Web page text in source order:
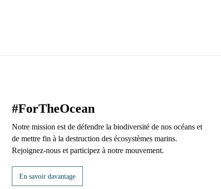
#ForTheOcean
Notre mission est de défendre la biodiversité de nos océans et
de mettre fin à la destruction des écosystèmes marins.
Rejoignez-nous et participez à notre mouvement.
En savoir davantage